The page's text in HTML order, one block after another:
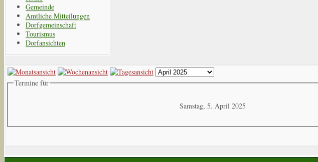
Gemeinde
Amtliche Mitteilungen
Dorfgemeinschaft
Tourismus
Dorfansichten
Termine für
Samstag, 5. April 2025